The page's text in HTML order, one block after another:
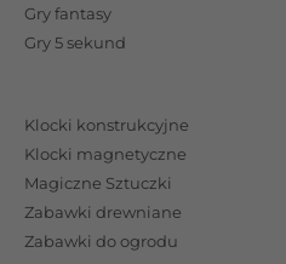
Gry fantasy
Gry 5 sekund
Klocki konstrukcyjne
Klocki magnetyczne
Magiczne Sztuczki
Zabawki drewniane
Zabawki do ogrodu